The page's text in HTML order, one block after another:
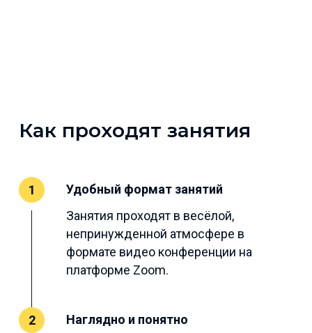
Как проходят занятия
1
Удобный формат занятий
Занятия проходят в весёлой,
непринужденной атмосфере в
формате видео конференции на
платформе Zoom.
2 Наглядно и понятно